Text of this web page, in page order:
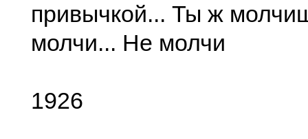
привычкой... Ты ж
молчи... Не молчи
1926